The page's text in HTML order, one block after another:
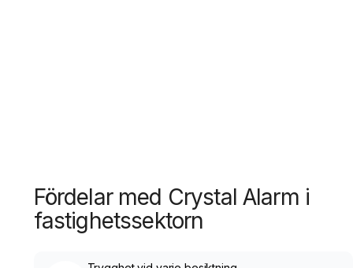
Fördelar med Crystal Alarm i
fastighetssektorn